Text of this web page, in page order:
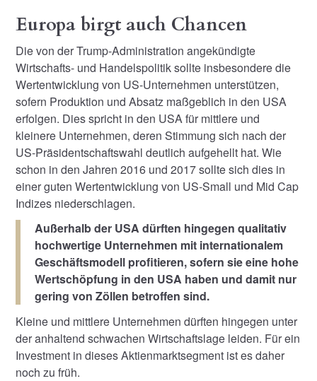
Europa birgt auch Chancen
Die von der Trump-Administration angekündigte
Wirtschafts- und Handelspolitik sollte insbesondere die
Wertentwicklung von US-Unternehmen unterstützen,
sofern Produktion und Absatz maßgeblich in den USA
erfolgen. Dies spricht in den USA für mittlere und
kleinere Unternehmen, deren Stimmung sich nach der
US-Präsidentschaftswahl deutlich aufgehellt hat. Wie
schon in den Jahren 2016 und 2017 sollte sich dies in
einer guten Wertentwicklung von US-Small und Mid Cap
Indizes niederschlagen.
Außerhalb der USA dürften hingegen qualitativ
hochwertige Unternehmen mit internationalem
Geschäftsmodell profitieren, sofern sie eine hohe
Wertschöpfung in den USA haben und damit nur
gering von Zöllen betroffen sind.
Kleine und mittlere Unternehmen dürften hingegen unter
der anhaltend schwachen Wirtschaftslage leiden. Für ein
Investment in dieses Aktienmarktsegment ist es daher
noch zu früh.